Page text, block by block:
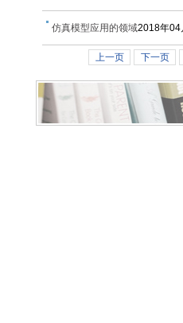
2018年04
仿真模型应用的领域
上一页 下一页